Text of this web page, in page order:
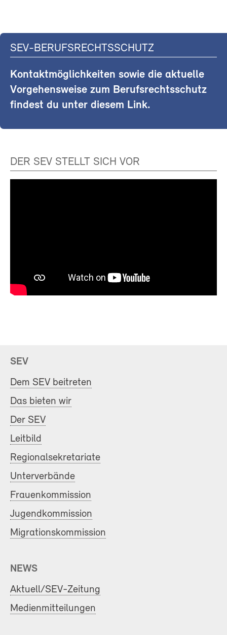
SEV-BERUFSRECHTSSCHUTZ
Kontaktmöglichkeiten sowie die aktuelle
Vorgehensweise zum Berufsrechtsschutz
findest du unter diesem Link.
DER SEV STELLT SICH VOR
SEV
Dem SEV beitreten
Das bieten wir
Der SEV
Leitbild
Regionalsekretariate
Unterverbände
Frauenkommission
Jugendkommission
Migrationskommission
NEWS
Aktuell/SEV-Zeitung
Medienmitteilungen